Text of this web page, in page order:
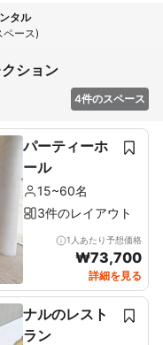
タル
ース)
ション
4件のスペース
パーティーホ
ール
15~60名
3件のレイアウト
1人あたり予想価格
₩73,700
詳細を見る
ナルのレスト
ラン